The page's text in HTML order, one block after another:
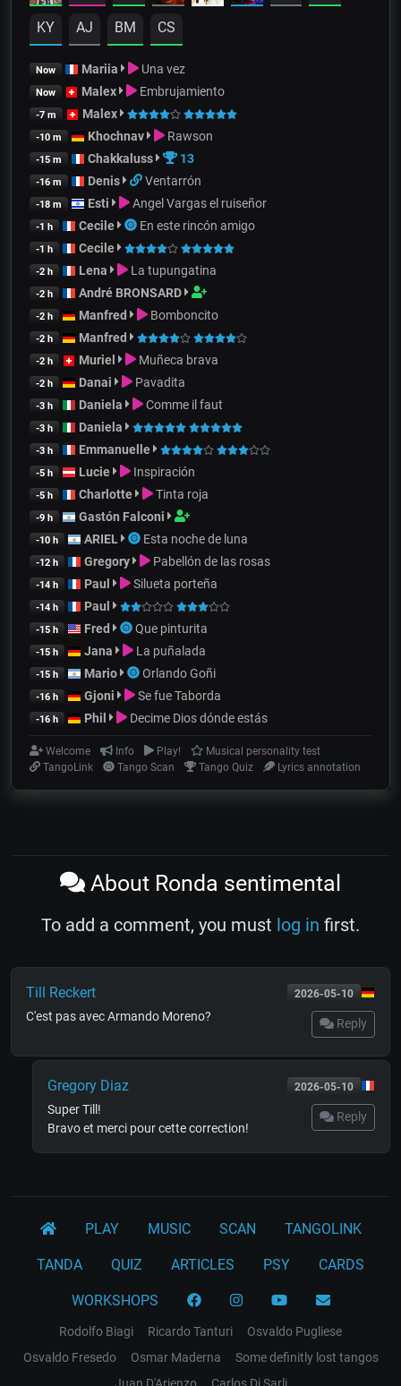
KY AJ BM CS
Now Mariia Una vez
Now Malex Embrujamiento
-7 m Malex
-10 m Khochnav Rawson
-15 m Chakkaluss 13
-16 m Denis Ventarrón
-18 m Esti Angel Vargas el ruiseñor
-1 h Cecile En este rincón amigo
-1 h Cecile
-2 h Lena La tupungatina
-2 h André BRONSARD
-2 h Manfred Bomboncito
-2 h Manfred
-2 h Muriel Muñeca brava
-2 h Danai Pavadita
-3 h Daniela Comme il faut
-3 h Daniela
-3 h Emmanuelle
-5 h Lucie Inspiración
-5 h Charlotte Tinta roja
-9 h Gastón Falconi
-10 h ARIEL Esta noche de luna
-12 h Gregory Pabellón de las rosas
-14 h Paul Silueta porteña
-14 h Paul
-15 h Fred Que pinturita
-15 h Jana La puñalada
-15 h Mario Orlando Goñi
-16 h Gjoni Se fue Taborda
-16 h Phil Decime Dios dónde estás
Welcome Info Play!
Musical personality test
TangoLink
Tango Scan Tango Quiz Lyrics annotation
About Ronda sentimental
To add a comment, you must log in first.
2026-05-10
Till Reckert
Reply
C'est pas avec Armando Moreno?
2026-05-10
Gregory Diaz
Reply
Super Till!
Bravo et merci pour cette correction!
PLAY MUSIC SCAN TANGOLINK
TANDA QUIZ ARTICLES PSY CARDS
WORKSHOPS
Rodolfo Biagi Ricardo Tanturi
Osvaldo Pugliese
Osvaldo Fresedo
Osmar Maderna
Some definitly lost tangos
Juan D'Arienzo
Carlos Di Sarli